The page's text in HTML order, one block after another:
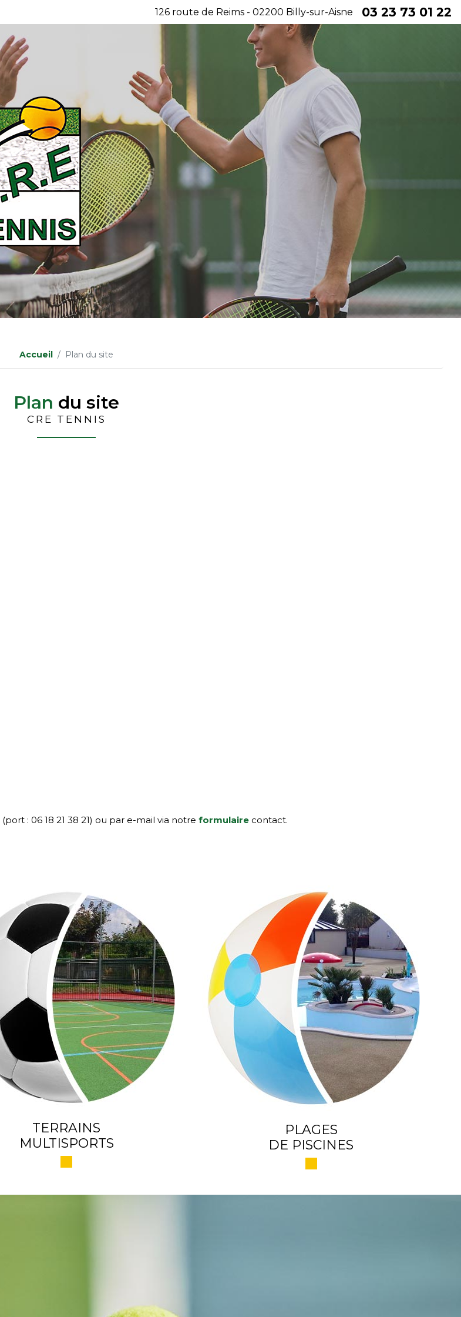
126 route de Reims - 02200 Billy-sur-Aisne 03 23 73 01 22
Accueil Plan du site
Plan du site
CRE TENNIS
(port : 06 18 21 38 21) ou par e-mail via notre formulaire contact.
TERRAINS
MULTISPORTS
PLAGES
DE PISCINES